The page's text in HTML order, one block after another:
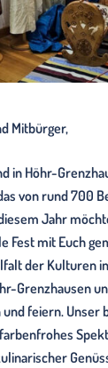
Mitbürger,
in Höhr-
von rund 700
Jahr
Fest mit Euch
der Kulturen
Grenzhausen
feiern. Unser